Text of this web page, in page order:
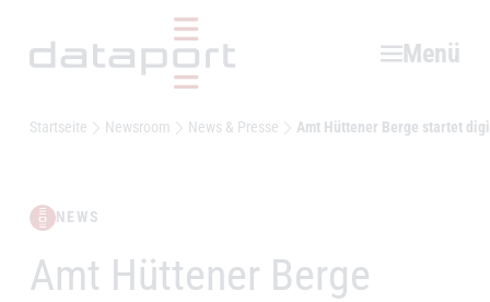
Menü
Startseite Newsroom News & Presse Amt Hüttener Berge startet
NEWS
–
Amt Hüttener Berge